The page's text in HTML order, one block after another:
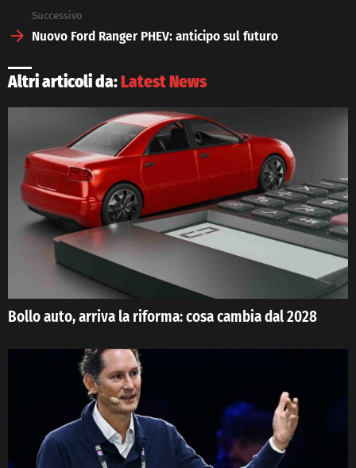
Successivo
Nuovo Ford Ranger PHEV: anticipo sul futuro
Altri articoli da:Latest News
Bollo auto, arriva la riforma: cosa cambia dal 2028